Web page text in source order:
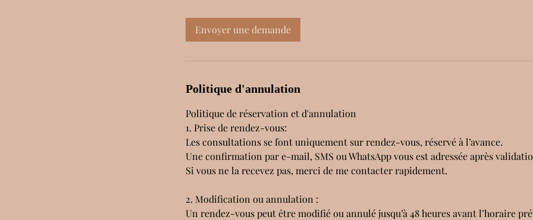
Envoyer une demande
Politique d'annulation
Politique de réservation et d'annulation
1. Prise de rendez-vous:
Les consultations se font uniquement sur rendez-vous, réservé à l’avance.
Une confirmation par e-mail, SMS ou WhatsApp vous est adressée après
Si vous ne la recevez pas, merci de me contacter rapidement.
2. Modification ou annulation :
Un rendez-vous peut être modifié ou annulé jusqu’à 48 heures avant l’horaire